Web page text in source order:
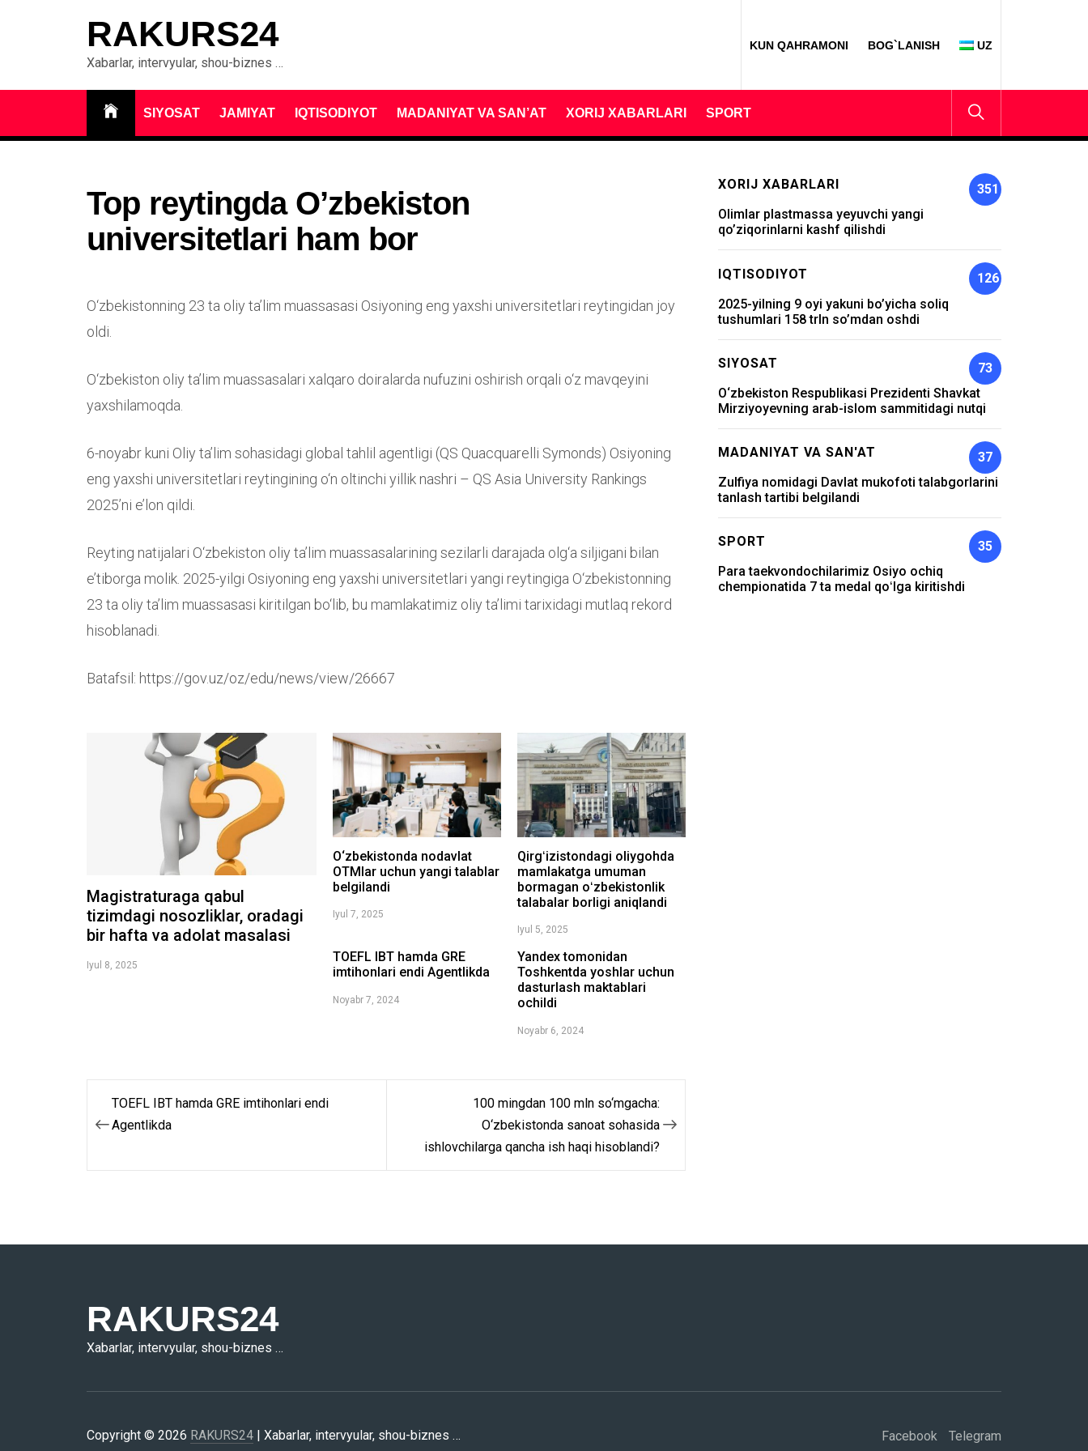
RAKURS24
Xabarlar, intervyular, shou-biznes …
KUN QAHRAMONI BOG`LANISH UZ
SIYOSAT JAMIYAT IQTISODIYOT MADANIYAT VA SAN’AT XORIJ XABARLARI SPORT
Top reytingda O’zbekiston
universitetlari ham bor
O‘zbekistonning 23 ta oliy ta’lim muassasasi Osiyoning eng yaxshi universitetlari reytingidan joy
oldi.
O‘zbekiston oliy ta’lim muassasalari xalqaro doiralarda nufuzini oshirish orqali o‘z mavqeyini
yaxshilamoqda.
6-noyabr kuni Oliy ta’lim sohasidagi global tahlil agentligi (QS Quacquarelli Symonds) Osiyoning
eng yaxshi universitetlari reytingining o‘n oltinchi yillik nashri – QS Asia University Rankings
2025’ni e’lon qildi.
Reyting natijalari O‘zbekiston oliy ta’lim muassasalarining sezilarli darajada olg‘a siljigani bilan
e’tiborga molik. 2025-yilgi Osiyoning eng yaxshi universitetlari yangi reytingiga O‘zbekistonning
23 ta oliy ta’lim muassasasi kiritilgan bo‘lib, bu mamlakatimiz oliy ta’limi tarixidagi mutlaq rekord
hisoblanadi.
Batafsil: https://gov.uz/oz/edu/news/view/26667
Magistraturaga qabul
tizimdagi nosozliklar, oradagi
bir hafta va adolat masalasi
Iyul 8, 2025
O‘zbekistonda nodavlat
OTMlar uchun yangi talablar
belgilandi
Iyul 7, 2025
Qirgʻizistondagi oliygohda
mamlakatga umuman
bormagan oʻzbekistonlik
talabalar borligi aniqlandi
Iyul 5, 2025
TOEFL IBT hamda GRE
imtihonlari endi Agentlikda
Noyabr 7, 2024
Yandex tomonidan
Toshkentda yoshlar uchun
dasturlash maktablari
ochildi
Noyabr 6, 2024
Post
TOEFL IBT hamda GRE imtihonlari endi
Agentlikda
100 mingdan 100 mln so‘mgacha:
O‘zbekistonda sanoat sohasida
ishlovchilarga qancha ish haqi hisoblandi?
XORIJ XABARLARI
351
Olimlar plastmassa yeyuvchi yangi
qo’ziqorinlarni kashf qilishdi
IQTISODIYOT
126
2025-yilning 9 oyi yakuni bo’yicha soliq
tushumlari 158 trln so’mdan oshdi
SIYOSAT
73
O‘zbekiston Respublikasi Prezidenti Shavkat
Mirziyoyevning arab-islom sammitidagi nutqi
MADANIYAT VA SAN'AT
37
Zulfiya nomidagi Davlat mukofoti talabgorlarini
tanlash tartibi belgilandi
SPORT
35
Para taekvondochilarimiz Osiyo ochiq
chempionatida 7 ta medal qoʻlga kiritishdi
RAKURS24
Xabarlar, intervyular, shou-biznes …
Copyright © 2026 RAKURS24 | Xabarlar, intervyular, shou-biznes … Facebook Telegram